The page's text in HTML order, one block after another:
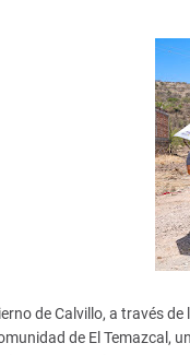
de Calvillo, a través
de El Temazcal,